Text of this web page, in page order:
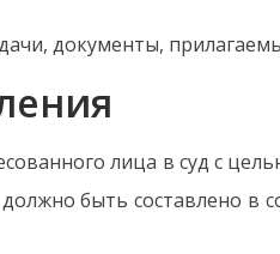
документы,
лица в суд с
быть составлено в